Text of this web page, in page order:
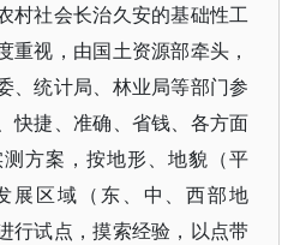
村社会长治久安的基础性工
重视，由国土资源部牵头，
、统计局、林业局等部门参
快捷、准确、省钱、各方面
方案，按地形、地貌（平
展区域（东、中、西部地
行试点，摸索经验，以点带